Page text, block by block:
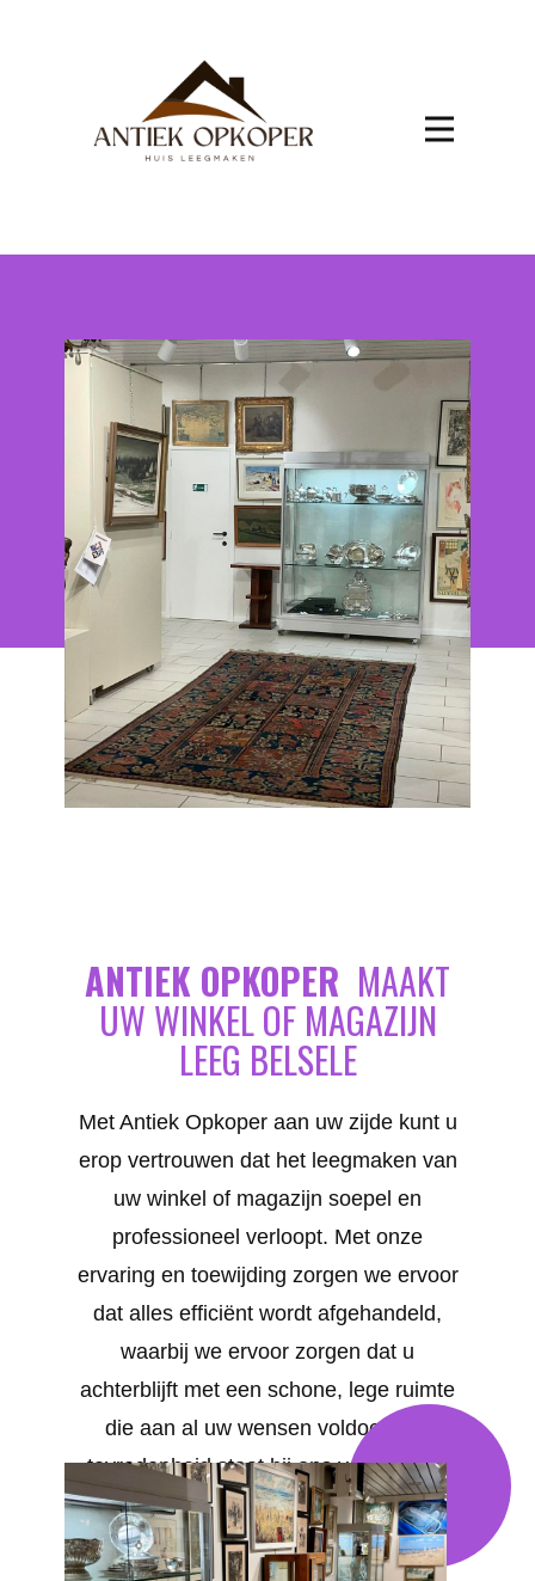
ANTIEK OPKOPER MAAKT
UW WINKEL OF MAGAZIJN
LEEG BELSELE
Met Antiek Opkoper aan uw zijde kunt u
erop vertrouwen dat het leegmaken van
uw winkel of magazijn soepel en
professioneel verloopt. Met onze
ervaring en toewijding zorgen we ervoor
dat alles efficiënt wordt afgehandeld,
waarbij we ervoor zorgen dat u
achterblijft met een schone, lege ruimte
die aan al uw wensen voldoet. Uw
tevredenheid staat bij ons voorop. We
bieden op maat gemaakte oplossingen
voor al uw behoeften in Belsele .